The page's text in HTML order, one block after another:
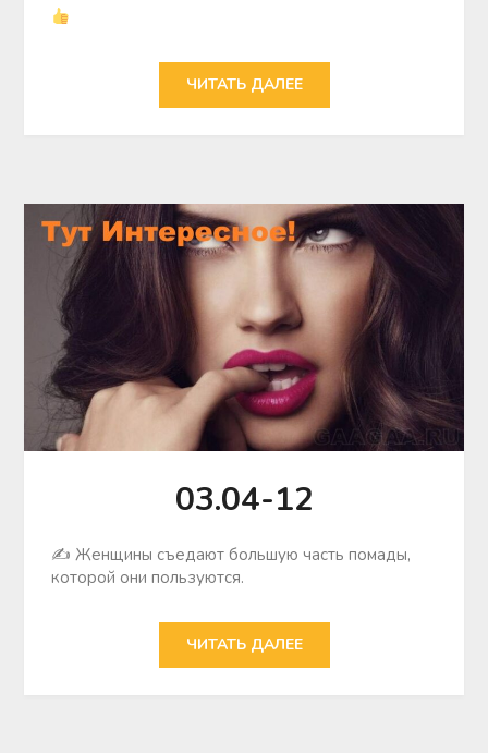
ЧИТАТЬ ДАЛЕЕ
03.04-12
✍ Женщины съедают большую часть помады,
которой они пользуются.
ЧИТАТЬ ДАЛЕЕ